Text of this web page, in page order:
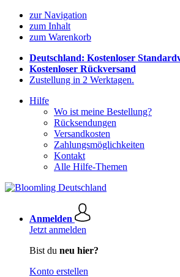
zur Navigation
zum Inhalt
zum Warenkorb
Deutschland: Kostenloser
Kostenloser Rückversand
Zustellung in 2 Werktagen.
Hilfe
Wo ist meine Bestellung?
Rücksendungen
Versandkosten
Zahlungsmöglichkeiten
Kontakt
Alle Hilfe-Themen
Anmelden
Jetzt anmelden
Bist du neu hier?
Konto erstellen